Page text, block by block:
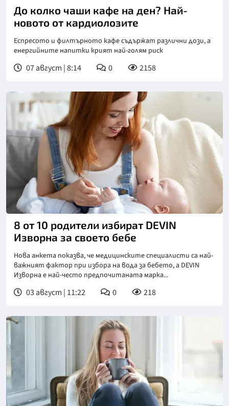
До колко чаши кафе на ден? Най-
новото от кардиолозите
Еспресото и филтърното кафе съдържат различни дози, а
енергийните напитки крият най-голям риск
07 август | 8:14 0 2158
8 от 10 родители избират DEVIN
Изворна за своето бебе
Нова анкета показва, че медицинските специалисти са най-
важният фактор при избора на вода за бебето, а DEVIN
Изворна е най-често предпочитаната марка...
03 август | 11:22 0 218